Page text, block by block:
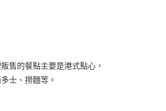
售的餐點主要是港式點心，
士、撈麵等。